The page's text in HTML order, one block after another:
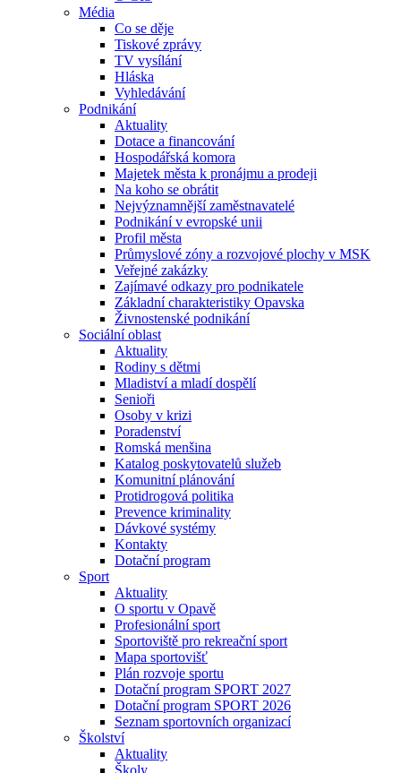
Média
Co se děje
Tiskové zprávy
TV vysílání
Hláska
Vyhledávání
Podnikání
Aktuality
Dotace a financování
Hospodářská komora
Majetek města k pronájmu a prodeji
Na koho se obrátit
Nejvýznamnější zaměstnavatelé
Podnikání v evropské unii
Profil města
Průmyslové zóny a rozvojové plochy v MSK
Veřejné zakázky
Zajímavé odkazy pro podnikatele
Základní charakteristiky Opavska
Živnostenské podnikání
Sociální oblast
Aktuality
Rodiny s dětmi
Mladiství a mladí dospělí
Senioři
Osoby v krizi
Poradenství
Romská menšina
Katalog poskytovatelů služeb
Komunitní plánování
Protidrogová politika
Prevence kriminality
Dávkové systémy
Kontakty
Dotační program
Sport
Aktuality
O sportu v Opavě
Profesionální sport
Sportoviště pro rekreační sport
Mapa sportovišť
Plán rozvoje sportu
Dotační program SPORT 2027
Dotační program SPORT 2026
Seznam sportovních organizací
Školství
Aktuality